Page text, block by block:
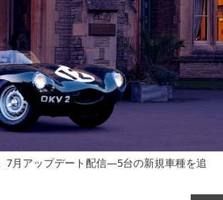
7月アップデート配信―5台の新規車種を追